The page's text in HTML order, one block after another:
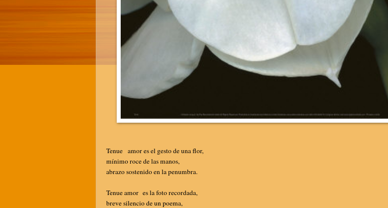
Tenue amor es el gesto de una flor,
mínimo roce de las manos,
abrazo sostenido en la penumbra.
Tenue amor es la foto recordada,
breve silencio de un poema,